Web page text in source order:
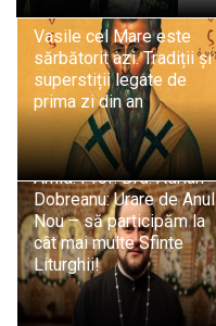
Vasile cel Mare este
sărbătorit azi. Tradiții și
superstiții legate de
prima zi din an
Arhid. Prof. Drd. Adrian
Dobreanu: Urare de Anul
Nou – să participăm la
cât mai multe Sfinte
Liturghii!